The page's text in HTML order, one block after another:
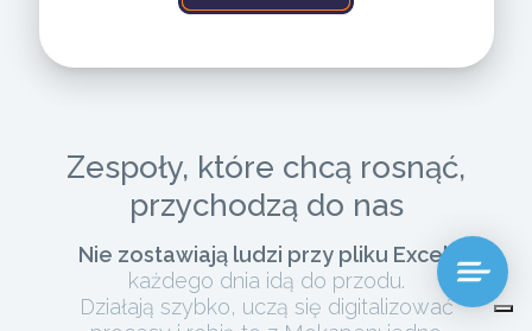
Zespoły, które chcą rosnąć,
przychodzą do nas
Nie zostawiają ludzi przy pliku Excel:
każdego dnia idą do przodu.
Działają szybko, uczą się digitalizować